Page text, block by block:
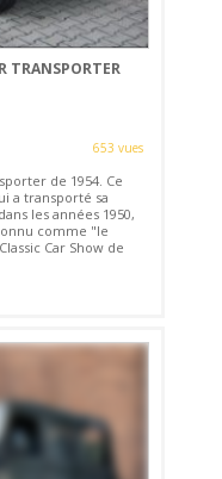
TRANSPORTER
653 vues
de 1954. Ce
a transporté sa
les années 1950,
comme "le
Car Show de